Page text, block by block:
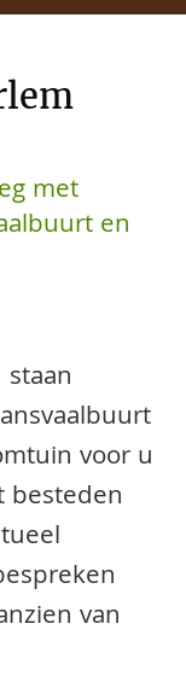
met
en
voor u
besteden
van